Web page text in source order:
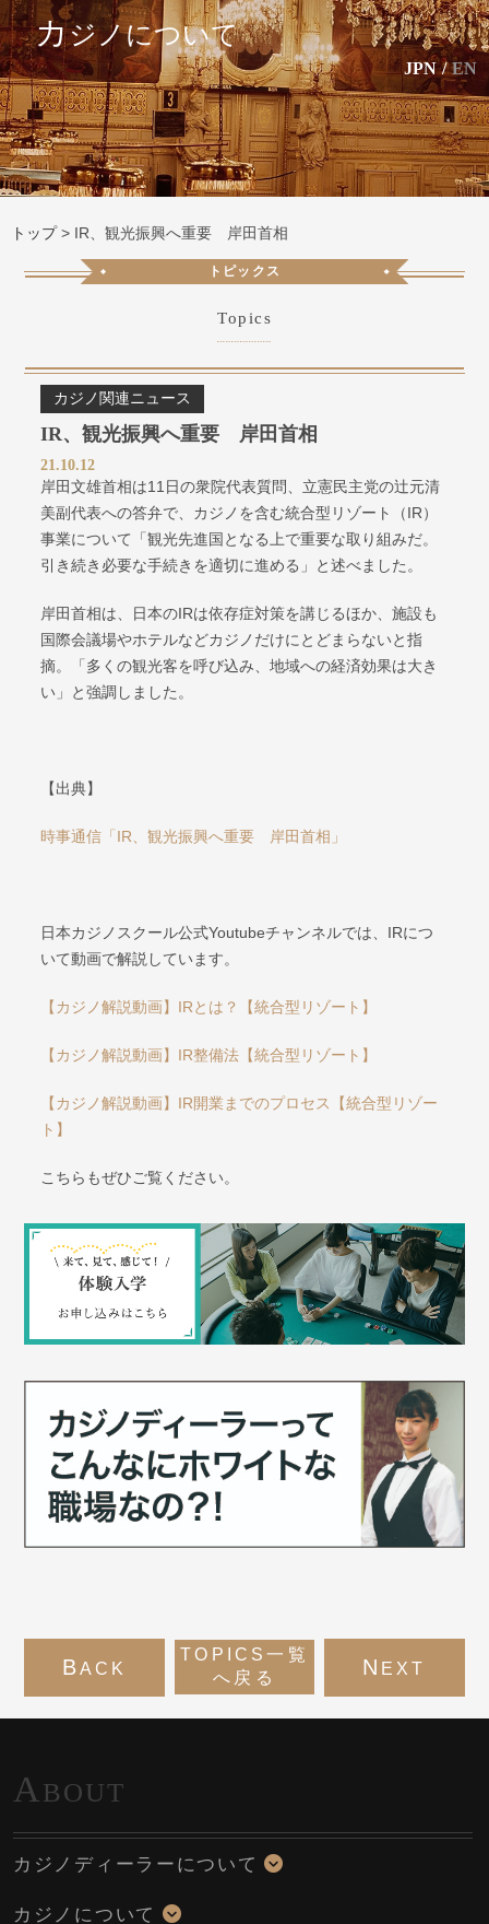
カジノについて
JPN / EN
トップ> IR、観光振興へ重要 岸田首相
トピックス
Topics
カジノ関連ニュース
IR、観光振興へ重要 岸田首相
21.10.12
岸田文雄首相は11日の衆院代表質問、立憲民主党の辻元清
美副代表への答弁で、カジノを含む統合型リゾート（IR）
事業について「観光先進国となる上で重要な取り組みだ。
引き続き必要な手続きを適切に進める」と述べました。
岸田首相は、日本のIRは依存症対策を講じるほか、施設も
国際会議場やホテルなどカジノだけにとどまらないと指
摘。「多くの観光客を呼び込み、地域への経済効果は大き
い」と強調しました。
【出典】
時事通信「IR、観光振興へ重要 岸田首相」
日本カジノスクール公式Youtubeチャンネルでは、IRにつ
いて動画で解説しています。
【カジノ解説動画】IRとは？【統合型リゾート】
【カジノ解説動画】IR整備法【統合型リゾート】
【カジノ解説動画】IR開業までのプロセス【統合型リゾー
ト】
こちらもぜひご覧ください。
BACK
TOPICS一覧
へ戻る
N EXT
A BOUT
カジノディーラーについて
カジノについて